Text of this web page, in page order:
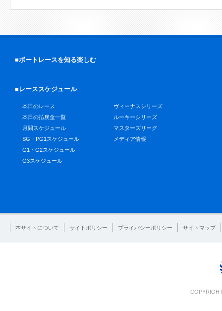
■ボートレースを知る楽しむ
■レーススケジュール
本日のレース
本日の払戻金一覧
月間スケジュール
SG・PG1スケジュール
G1・G2スケジュール
G3スケジュール
ヴィーナスシリーズ
ルーキーシリーズ
マスターズリーグ
メディア情報
本サイトについて サイトポリシー プライバシーポリシー サイトマップ